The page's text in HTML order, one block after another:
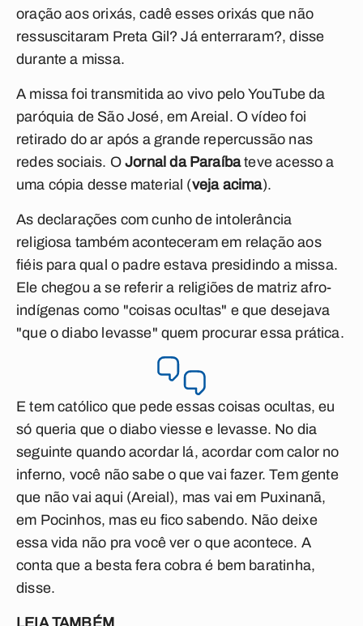
oração aos orixás, cadê esses orixás que não
ressuscitaram Preta Gil? Já enterraram?, disse
durante a missa.
A missa foi transmitida ao vivo pelo YouTube da
paróquia de São José, em Areial. O vídeo foi
retirado do ar após a grande repercussão nas
redes sociais. OJornal da Paraíbateve acesso a
uma cópia desse material (veja acima).
As declarações com cunho de intolerância
religiosa também aconteceram em relação aos
fiéis para qual o padre estava presidindo a missa.
Ele chegou a se referir a religiões de matriz afro-
indígenas como "coisas ocultas" e que desejava
"que o diabo levasse" quem procurar essa prática.
E tem católico que pede essas coisas ocultas, eu
só queria que o diabo viesse e levasse. No dia
seguinte quando acordar lá, acordar com calor no
inferno, você não sabe o que vai fazer. Tem gente
que não vai aqui (Areial), mas vai em Puxinanã,
em Pocinhos, mas eu fico sabendo. Não deixe
essa vida não pra você ver o que acontece. A
conta que a besta fera cobra é bem baratinha,
disse.
LEIA TAMBÉM